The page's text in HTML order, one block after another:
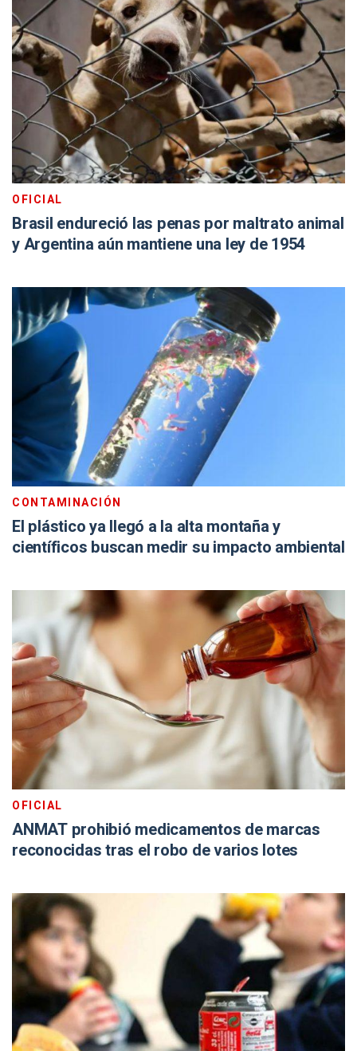
OFICIAL
Brasil endureció las penas por maltrato animal
y Argentina aún mantiene una ley de 1954
CONTAMINACIÓN
El plástico ya llegó a la alta montaña y
científicos buscan medir su impacto ambiental
OFICIAL
ANMAT prohibió medicamentos de marcas
reconocidas tras el robo de varios lotes